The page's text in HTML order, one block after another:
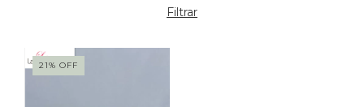
Filtrar
21% OFF